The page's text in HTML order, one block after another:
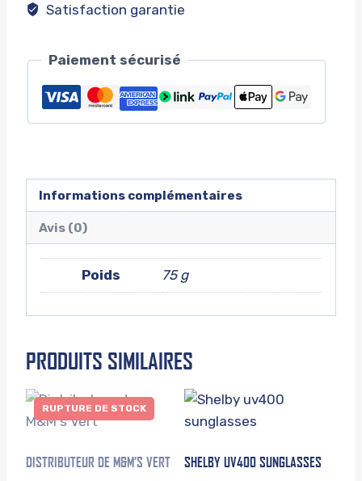
Satisfaction garantie
Paiement sécurisé
Informations complémentaires
Avis (0)
Poids 75 g
PRODUITS SIMILAIRES
RUPTURE DE STOCK
DISTRIBUTEUR DE M&M’S VERT SHELBY UV400 SUNGLASSES